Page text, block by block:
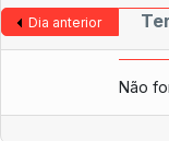
Dia anterior
Não